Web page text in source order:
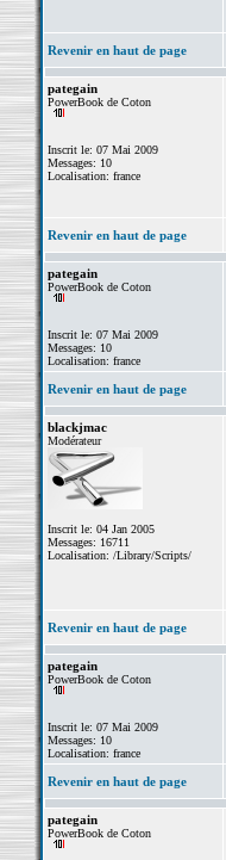
Revenir en haut de page
pategain
PowerBook de Coton
Inscrit le: 07 Mai 2009
Messages: 10
Localisation: france
Revenir en haut de page
pategain
PowerBook de Coton
Inscrit le: 07 Mai 2009
Messages: 10
Localisation: france
Revenir en haut de page
blackjmac
Modérateur
Inscrit le: 04 Jan 2005
Messages: 16711
Localisation: /Library/Scripts/
Revenir en haut de page
pategain
PowerBook de Coton
Inscrit le: 07 Mai 2009
Messages: 10
Localisation: france
Revenir en haut de page
pategain
PowerBook de Coton